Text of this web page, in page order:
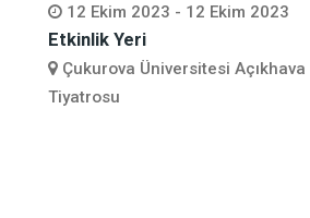
12 Ekim 2023 - 12 Ekim 2023
Etkinlik Yeri
Çukurova Üniversitesi Açıkhava
Tiyatrosu